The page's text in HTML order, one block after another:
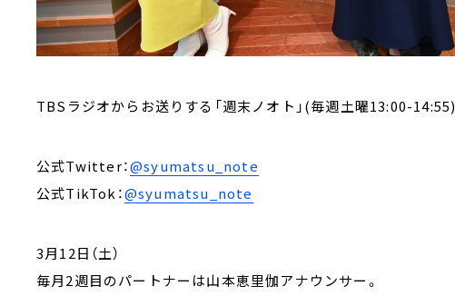
TBSラジオからお送りする「週末ノオト」(毎週土曜13:00-14:55)
公式Twitter：@syumatsu_note
公式TikTok：@syumatsu_note
3月12日（土）
毎月2週目のパートナーは山本恵里伽アナウンサー。